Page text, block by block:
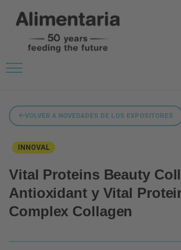
VOLVER A NOVEDADES DE LOS EXPOSITORES
INNOVAL
Vital Proteins Beauty
Antioxidant y Vital
Complex Collagen